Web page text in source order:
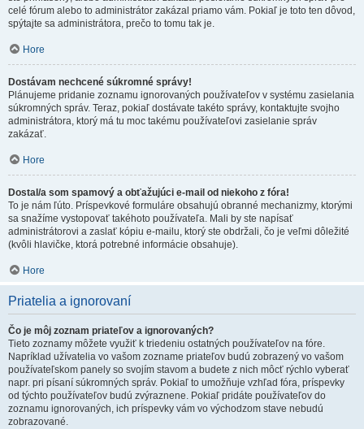
celé fórum alebo to administrátor zakázal priamo vám. Pokiaľ je toto ten dôvod,
spýtajte sa administrátora, prečo to tomu tak je.
Hore
Dostávam nechcené súkromné správy!
Plánujeme pridanie zoznamu ignorovaných používateľov v systému zasielania
súkromných správ. Teraz, pokiaľ dostávate takéto správy, kontaktujte svojho
administrátora, ktorý má tu moc takému používateľovi zasielanie správ
zakázať.
Hore
Dostal/a som spamový a obťažujúci e-mail od niekoho z fóra!
To je nám ľúto. Príspevkové formuláre obsahujú obranné mechanizmy, ktorými
sa snažíme vystopovať takéhoto používateľa. Mali by ste napísať
administrátorovi a zaslať kópiu e-mailu, ktorý ste obdržali, čo je veľmi dôležité
(kvôli hlavičke, ktorá potrebné informácie obsahuje).
Hore
Priatelia a ignorovaní
Čo je môj zoznam priateľov a ignorovaných?
Tieto zoznamy môžete využiť k triedeniu ostatných používateľov na fóre.
Napríklad užívatelia vo vašom zozname priateľov budú zobrazený vo vašom
používateľskom panely so svojím stavom a budete z nich môcť rýchlo vyberať
napr. pri písaní súkromných správ. Pokiaľ to umožňuje vzhľad fóra, príspevky
od týchto používateľov budú zvýraznene. Pokiaľ pridáte používateľov do
zoznamu ignorovaných, ich príspevky vám vo východzom stave nebudú
zobrazované.